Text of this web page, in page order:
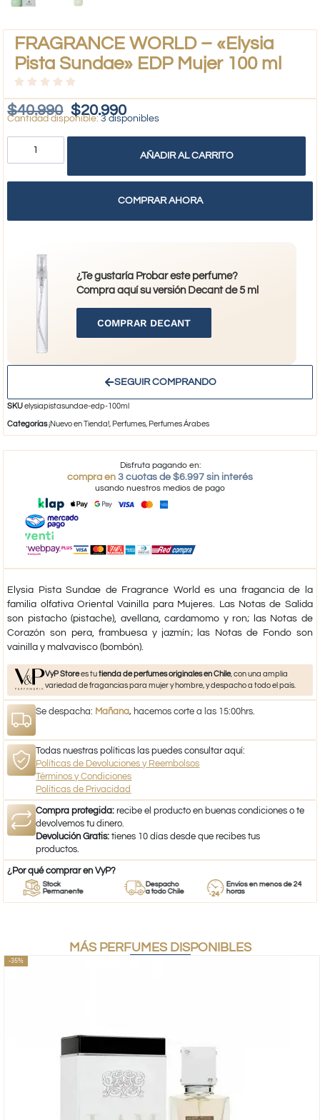
FRAGRANCE WORLD – «Elysia
Pista Sundae» EDP Mujer 100 ml
$40.990 $20.990
3 disponibles
AÑADIR AL CARRITO
COMPRAR AHORA
¿Te gustaría Probar este perfume?
Compra aquí su versión Decant de 5 ml
COMPRAR DECANT
SEGUIR COMPRANDO
SKUelysiapistasundae-edp-100ml
Categorías¡Nuevo en Tienda!, Perfumes, Perfumes Árabes
Disfruta pagando en:
compra en 3 cuotas de $6.997 sin interés
usando nuestros medios de pago
Elysia Pista Sundae de Fragrance World es una fragancia de la
familia olfativa Oriental Vainilla para Mujeres. Las Notas de Salida
son pistacho (pistache), avellana, cardamomo y ron; las Notas de
Corazón son pera, frambuesa y jazmín; las Notas de Fondo son
vainilla y malvavisco (bombón).
VyP Storees tutienda de perfumes originales en Chile, con una amplia
variedad de fragancias para mujer y hombre, y despacho a todo el país.
Se despacha: Mañana, hacemos corte a las 15:00hrs.
Todas nuestras políticas las puedes consultar aquí:
Políticas de Devoluciones y Reembolsos
Términos y Condiciones
Políticas de Privacidad
Compra protegida: recibe el producto en buenas condiciones o te
devolvemos tu dinero.
Devolución Gratis: tienes 10 días desde que recibes tus
productos.
¿Por qué comprar en VyP?
Stock
Permanente
Despacho
a todo Chile
Envíos en menos de 24
horas
MÁS PERFUMES DISPONIBLES
-35%